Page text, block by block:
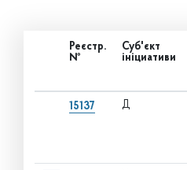
Реєстр.
№
Суб'єкт
ініциативи
15137 Д